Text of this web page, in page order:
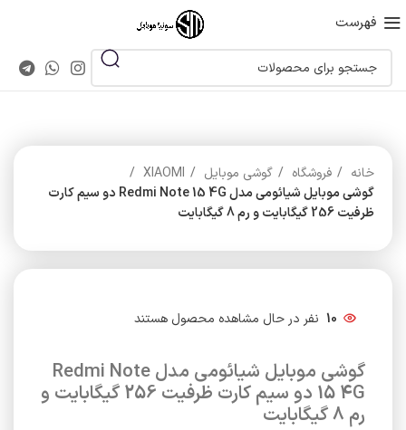
فهرست
خانه فروشگاه گوشی موبایل
XIAOMI
گوشی موبایل شیائومی مدل Redmi Note 15 4G دو سیم کارت
ظرفیت 256 گیگابایت و رم 8 گیگابایت
10 نفر در حال مشاهده محصول هستند
گوشی موبایل شیائومی مدل Redmi Note
15 4G دو سیم کارت ظرفیت 256 گیگابایت و
رم 8 گیگابایت